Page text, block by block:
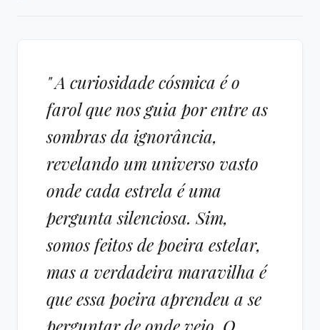
" A curiosidade cósmica é o
farol que nos guia por entre as
sombras da ignorância,
revelando um universo vasto
onde cada estrela é uma
pergunta silenciosa. Sim,
somos feitos de poeira estelar,
mas a verdadeira maravilha é
que essa poeira aprendeu a se